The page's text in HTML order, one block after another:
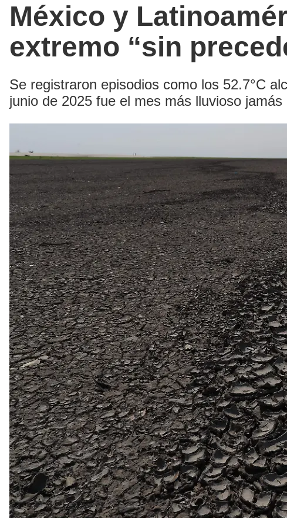
México y
extremo “sin
Se registraron episodios como los 52.7°C
junio de 2025 fue el mes más lluvioso